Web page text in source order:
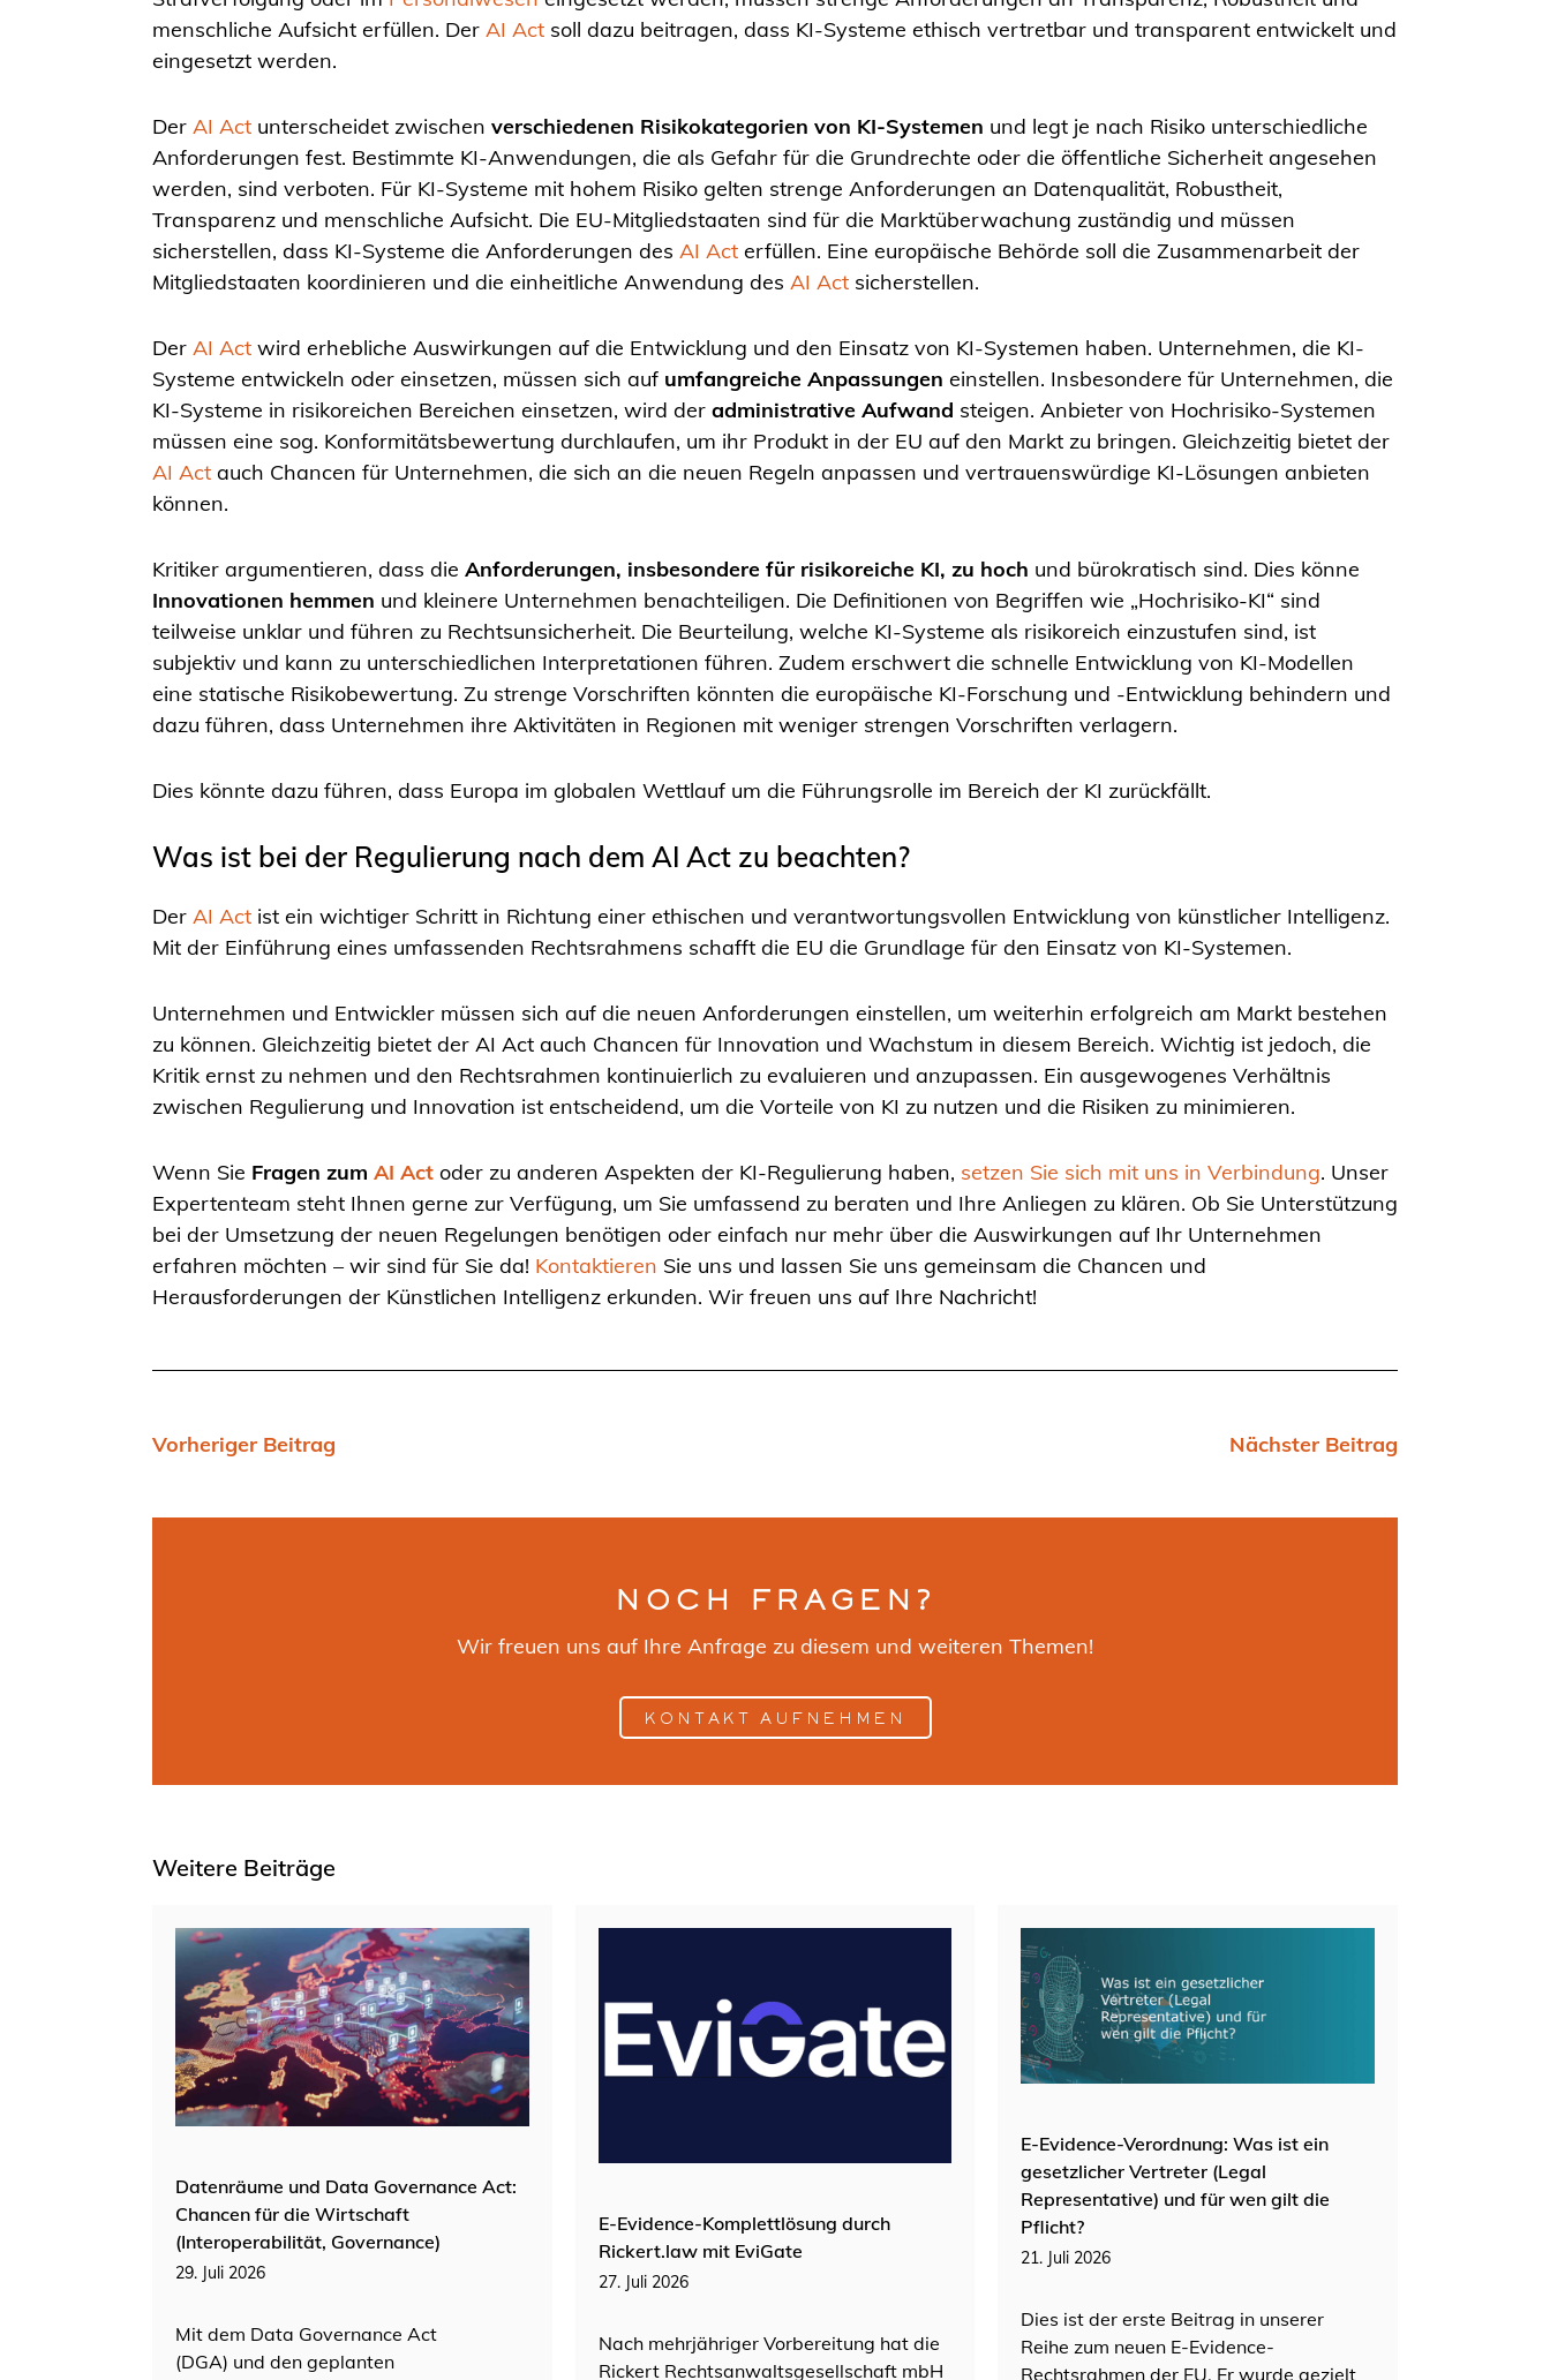
menschliche Aufsicht erfüllen. Der AI Act soll dazu beitragen, dass KI-Systeme ethisch vertretbar und transparent entwickelt und
eingesetzt werden.
Der AI Act unterscheidet zwischen verschiedenen Risikokategorien von KI-Systemen und legt je nach Risiko unterschiedliche
Anforderungen fest. Bestimmte KI-Anwendungen, die als Gefahr für die Grundrechte oder die öffentliche Sicherheit angesehen
werden, sind verboten. Für KI-Systeme mit hohem Risiko gelten strenge Anforderungen an Datenqualität, Robustheit,
Transparenz und menschliche Aufsicht. Die EU-Mitgliedstaaten sind für die Marktüberwachung zuständig und müssen
sicherstellen, dass KI-Systeme die Anforderungen des AI Act erfüllen. Eine europäische Behörde soll die Zusammenarbeit der
Mitgliedstaaten koordinieren und die einheitliche Anwendung des AI Act sicherstellen.
Der AI Act wird erhebliche Auswirkungen auf die Entwicklung und den Einsatz von KI-Systemen haben. Unternehmen, die KI-
Systeme entwickeln oder einsetzen, müssen sich auf umfangreiche Anpassungen einstellen. Insbesondere für Unternehmen, die
KI-Systeme in risikoreichen Bereichen einsetzen, wird der administrative Aufwand steigen. Anbieter von Hochrisiko-Systemen
müssen eine sog. Konformitätsbewertung durchlaufen, um ihr Produkt in der EU auf den Markt zu bringen. Gleichzeitig bietet der
AI Act auch Chancen für Unternehmen, die sich an die neuen Regeln anpassen und vertrauenswürdige KI-Lösungen anbieten
können.
Kritiker argumentieren, dass die Anforderungen, insbesondere für risikoreiche KI, zu hoch und bürokratisch sind. Dies könne
Innovationen hemmen und kleinere Unternehmen benachteiligen. Die Definitionen von Begriffen wie „Hochrisiko-KI“ sind
teilweise unklar und führen zu Rechtsunsicherheit. Die Beurteilung, welche KI-Systeme als risikoreich einzustufen sind, ist
subjektiv und kann zu unterschiedlichen Interpretationen führen. Zudem erschwert die schnelle Entwicklung von KI-Modellen
eine statische Risikobewertung. Zu strenge Vorschriften könnten die europäische KI-Forschung und -Entwicklung behindern und
dazu führen, dass Unternehmen ihre Aktivitäten in Regionen mit weniger strengen Vorschriften verlagern.
Dies könnte dazu führen, dass Europa im globalen Wettlauf um die Führungsrolle im Bereich der KI zurückfällt.
Was ist bei der Regulierung nach dem AI Act zu beachten?
Der AI Act ist ein wichtiger Schritt in Richtung einer ethischen und verantwortungsvollen Entwicklung von künstlicher Intelligenz.
Mit der Einführung eines umfassenden Rechtsrahmens schafft die EU die Grundlage für den Einsatz von KI-Systemen.
Unternehmen und Entwickler müssen sich auf die neuen Anforderungen einstellen, um weiterhin erfolgreich am Markt bestehen
zu können. Gleichzeitig bietet der AI Act auch Chancen für Innovation und Wachstum in diesem Bereich. Wichtig ist jedoch, die
Kritik ernst zu nehmen und den Rechtsrahmen kontinuierlich zu evaluieren und anzupassen. Ein ausgewogenes Verhältnis
zwischen Regulierung und Innovation ist entscheidend, um die Vorteile von KI zu nutzen und die Risiken zu minimieren.
Wenn Sie Fragen zum AI Act oder zu anderen Aspekten der KI-Regulierung haben, setzen Sie sich mit uns in Verbindung. Unser
Expertenteam steht Ihnen gerne zur Verfügung, um Sie umfassend zu beraten und Ihre Anliegen zu klären. Ob Sie Unterstützung
bei der Umsetzung der neuen Regelungen benötigen oder einfach nur mehr über die Auswirkungen auf Ihr Unternehmen
erfahren möchten – wir sind für Sie da! Kontaktieren Sie uns und lassen Sie uns gemeinsam die Chancen und
Herausforderungen der Künstlichen Intelligenz erkunden. Wir freuen uns auf Ihre Nachricht!
Vorheriger Beitrag Nächster Beitrag
NOCH FRAGEN?
Wir freuen uns auf Ihre Anfrage zu diesem und weiteren Themen!
KONTAKT AUFNEHMEN
Weitere Beiträge
Datenräume und Data Governance Act:
Chancen für die Wirtschaft
(Interoperabilität, Governance)
29. Juli 2026
Mit dem Data Governance Act
(DGA) und den geplanten
E-Evidence-Komplettlösung durch
Rickert.law mit EviGate
27. Juli 2026
Nach mehrjähriger Vorbereitung hat die
Rickert Rechtsanwaltsgesellschaft mbH
E-Evidence-Verordnung: Was ist ein
gesetzlicher Vertreter (Legal
Representative) und für wen gilt die
Pflicht?
21. Juli 2026
Dies ist der erste Beitrag in unserer
Reihe zum neuen E-Evidence-
Rechtsrahmen der EU. Er wurde gezielt